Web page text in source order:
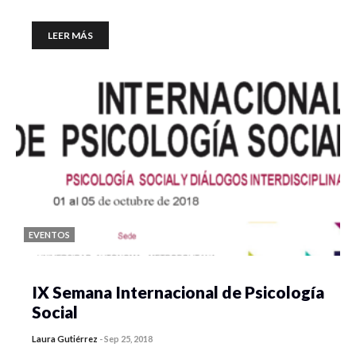
LEER MÁS
EVENTOS
IX Semana Internacional de Psicología
Social
Laura Gutiérrez -Sep 25, 2018